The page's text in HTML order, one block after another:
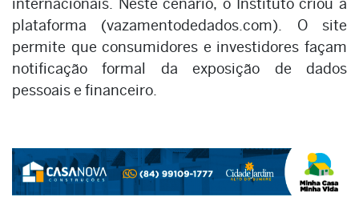
internacionais. Neste cenário, o Instituto criou a
plataforma (vazamentodedados.com). O site
permite que consumidores e investidores façam
notificação formal da exposição de dados
pessoais e financeiro.